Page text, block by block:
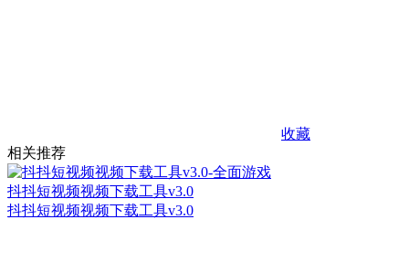
收藏
相关推荐
抖抖短视频视频下载工具v3.0
抖抖短视频视频下载工具v3.0